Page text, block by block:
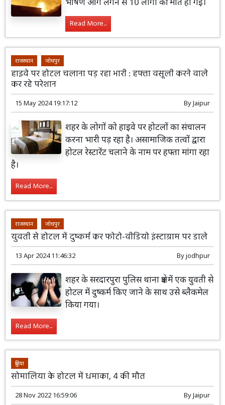
Read More...
राजस्थान जोधपुर
हाइवे पर होटल चलाना पड़ रहा भारी : हफ्ता वसूली करने वाले
कर रहे परेशान
15 May 2024 19:17:12 ByJaipur
शहर के लोगों को हाइवे पर होटलों का संचालन
करना भारी पड़ रहा है। असामाजिक तत्वों द्वारा
होटल रेस्टारेंट चलाने के नाम पर हफ्ता मांगा रहा
है।
Read More...
राजस्थान जोधपुर
युवती से होटल में दुष्कर्म कर फोटो-वीडियो इंस्टाग्राम पर डाले
13 Apr 2024 11:46:32 Byjodhpur
शहर के सरदारपुरा पुलिस थाना क्षेत्र में एक युवती से
होटल में दुष्कर्म किए जाने के साथ उसे ब्लैकमेल
किया गया।
Read More...
दुनिया
सोमालिया के होटल में धमाका, 4 की मौत
28 Nov 2022 16:59:06 ByJaipur